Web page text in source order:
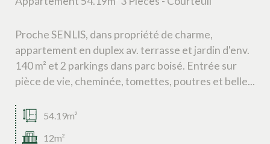
Proche SENLIS, dans propriété de charme,
appartement en duplex av. terrasse et jardin d'env.
140 m² et 2 parkings dans parc boisé. Entrée sur
pièce de vie, cheminée, tomettes, poutres et belle...
54.19m²
12m²